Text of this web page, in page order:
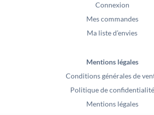
Connexion
Mes commandes
Ma liste d’envies
Mentions légales
Conditions générales de
Politique de confidentialité
Mentions légales